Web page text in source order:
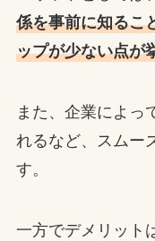
係を事前に知るこ
ップが少ない点が
また、企業によっ
れるなど、スムー
す。
一方でデメリット